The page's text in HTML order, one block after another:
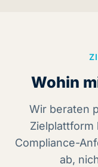
Wohin
Wir beraten
Zielplattform
Compliance-
ab,